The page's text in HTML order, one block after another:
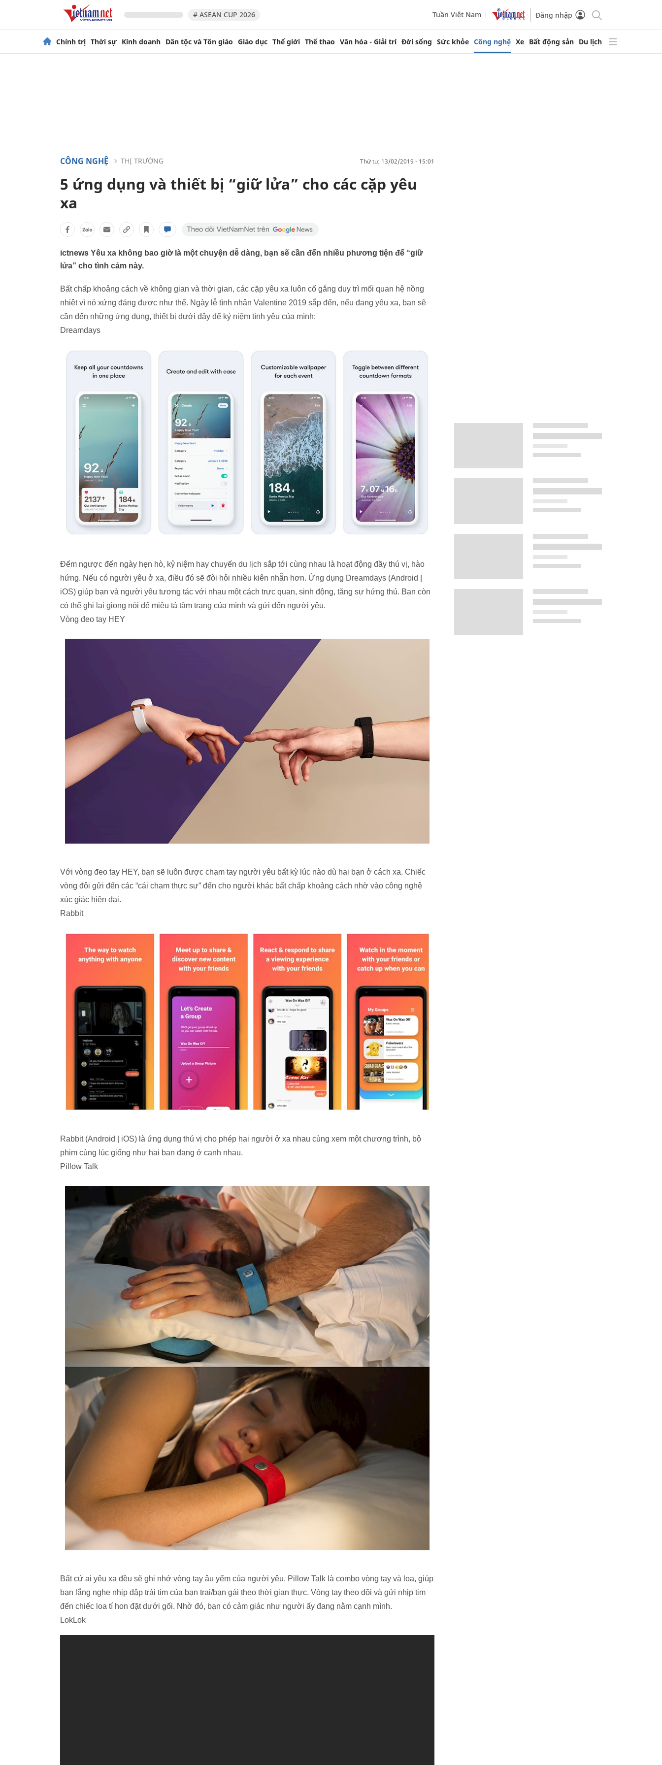
# ASEAN CUP 2026 Tuần Việt Nam Đăng nhập
Chính trị Thời sự Kinh doanh Dân tộc và Tôn giáo Giáo dục Thế giới Thể thao Văn hóa - Giải trí Đời sống Sức khỏe Công nghệ Xe Bất động sản Du lịch
CÔNG NGHỆ THỊ TRƯỜNG thứ tư, 13/02/2019 - 15:01
5 ứng dụng và thiết bị “giữ lửa” cho các cặp yêu
xa
ictnews Yêu xa không bao giờ là một chuyện dễ dàng, bạn sẽ cần đến nhiều phương tiện để “giữ
lửa” cho tình cảm này.
Bất chấp khoảng cách về không gian và thời gian, các cặp yêu xa luôn cố gắng duy trì mối quan hệ nồng
nhiệt vì nó xứng đáng được như thế. Ngày lễ tình nhân Valentine 2019 sắp đến, nếu đang yêu xa, bạn sẽ
cần đến những ứng dụng, thiết bị dưới đây để kỷ niệm tình yêu của mình:
Dreamdays
Đếm ngược đến ngày hẹn hò, kỷ niệm hay chuyến du lịch sắp tới cùng nhau là hoạt động đầy thú vị, hào
hứng. Nếu có người yêu ở xa, điều đó sẽ đòi hỏi nhiều kiên nhẫn hơn. Ứng dụng Dreamdays (Android |
iOS) giúp bạn và người yêu tương tác với nhau một cách trực quan, sinh động, tăng sự hứng thú. Bạn còn
có thể ghi lại giọng nói để miêu tả tâm trạng của mình và gửi đến người yêu.
Vòng đeo tay HEY
Với vòng đeo tay HEY, bạn sẽ luôn được chạm tay người yêu bất kỳ lúc nào dù hai bạn ở cách xa. Chiếc
vòng đôi gửi đến các “cái chạm thực sự” đến cho người khác bất chấp khoảng cách nhờ vào công nghệ
xúc giác hiện đại.
Rabbit
Rabbit (Android | iOS) là ứng dụng thú vị cho phép hai người ở xa nhau cùng xem một chương trình, bộ
phim cùng lúc giống như hai bạn đang ở cạnh nhau.
Pillow Talk
Bất cứ ai yêu xa đều sẽ ghi nhớ vòng tay âu yếm của người yêu. Pillow Talk là combo vòng tay và loa, giúp
bạn lắng nghe nhịp đập trái tim của bạn trai/bạn gái theo thời gian thực. Vòng tay theo dõi và gửi nhịp tim
đến chiếc loa tí hon đặt dưới gối. Nhờ đó, bạn có cảm giác như người ấy đang nằm cạnh mình.
LokLok